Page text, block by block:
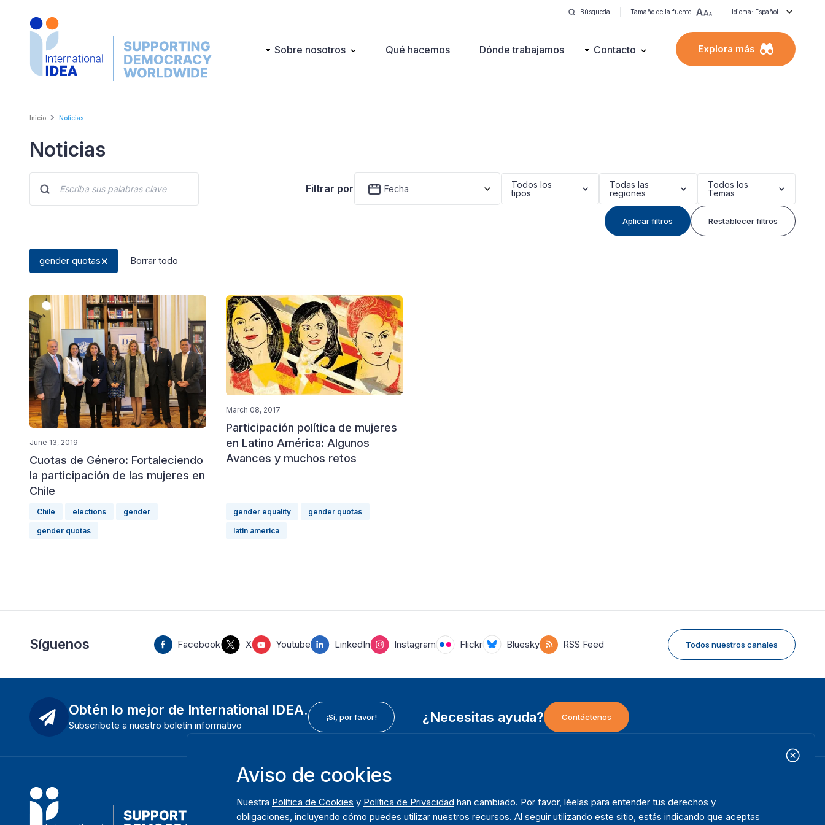
Búsqueda Tamaño de la fuente Idioma: Español
Main Sobre nosotros Qué hacemos Dónde trabajamos Contacto Explora más
Breadcrumb
Inicio Noticias
Noticias
Filtrar por Fecha
Todos los
tipos
Todas las
regiones
Todos los
Temas
Aplicar filtros Restablecer filtros
gender quotas Borrar todo
June 13, 2019
Cuotas de Género: Fortaleciendo
la participación de las mujeres en
Chile
Chile elections gender
gender quotas
March 08, 2017
Participación política de mujeres
en Latino América: Algunos
Avances y muchos retos
gender equality gender quotas
latin america
Síguenos Facebook X Youtube LinkedIn Instagram Flickr Bluesky RSS Feed Todos nuestros canales
Obtén lo mejor de International IDEA.
Subscríbete a nuestro boletín informativo
¡Sí, por favor! ¿Necesitas ayuda? Contáctenos
Electoral (IDEA Internacional)
menu
Sobre nosotros
Iniciativas
Aviso de cookies
Nuestra Política de Cookies y Política de Privacidad han cambiado. Por favor, léelas para entender tus derechos y
obligaciones, incluyendo cómo puedes utilizar nuestros recursos. Al seguir utilizando este sitio, estás indicando que aceptas